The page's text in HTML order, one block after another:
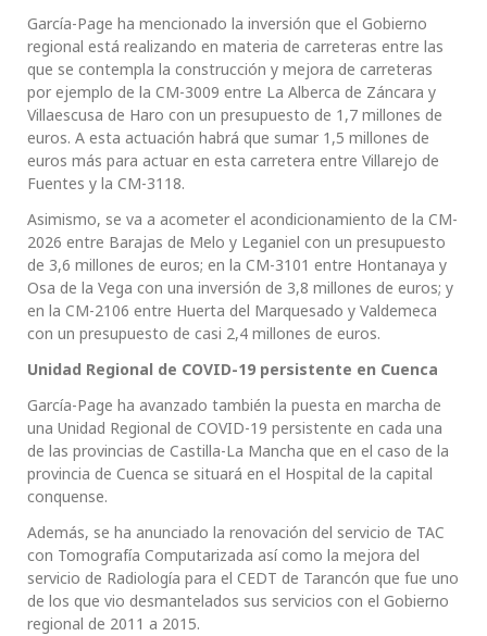
García-Page ha mencionado la inversión que el Gobierno
regional está realizando en materia de carreteras entre las
que se contempla la construcción y mejora de carreteras
por ejemplo de la CM-3009 entre La Alberca de Záncara y
Villaescusa de Haro con un presupuesto de 1,7 millones de
euros. A esta actuación habrá que sumar 1,5 millones de
euros más para actuar en esta carretera entre Villarejo de
Fuentes y la CM-3118.
Asimismo, se va a acometer el acondicionamiento de la CM-
2026 entre Barajas de Melo y Leganiel con un presupuesto
de 3,6 millones de euros; en la CM-3101 entre Hontanaya y
Osa de la Vega con una inversión de 3,8 millones de euros; y
en la CM-2106 entre Huerta del Marquesado y Valdemeca
con un presupuesto de casi 2,4 millones de euros.
Unidad Regional de COVID-19 persistente en Cuenca
García-Page ha avanzado también la puesta en marcha de
una Unidad Regional de COVID-19 persistente en cada una
de las provincias de Castilla-La Mancha que en el caso de la
provincia de Cuenca se situará en el Hospital de la capital
conquense.
Además, se ha anunciado la renovación del servicio de TAC
con Tomografía Computarizada así como la mejora del
servicio de Radiología para el CEDT de Tarancón que fue uno
de los que vio desmantelados sus servicios con el Gobierno
regional de 2011 a 2015.